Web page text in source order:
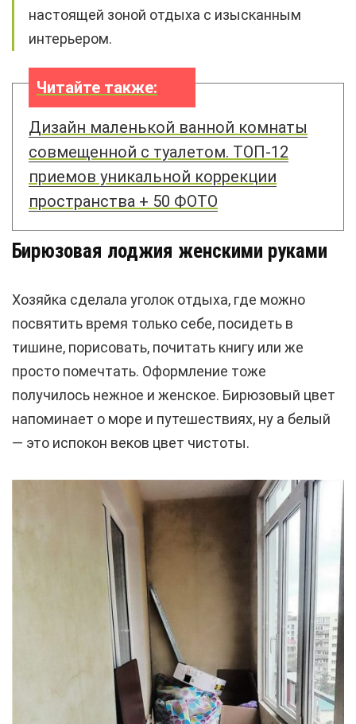
настоящей зоной отдыха с изысканным
интерьером.
Читайте также:
Дизайн маленькой ванной комнаты
совмещенной с туалетом. ТОП-12
приемов уникальной коррекции
пространства + 50 ФОТО
Бирюзовая лоджия женскими руками
Хозяйка сделала уголок отдыха, где можно
посвятить время только себе, посидеть в
тишине, порисовать, почитать книгу или же
просто помечтать. Оформление тоже
получилось нежное и женское. Бирюзовый цвет
напоминает о море и путешествиях, ну а белый
— это испокон веков цвет чистоты.